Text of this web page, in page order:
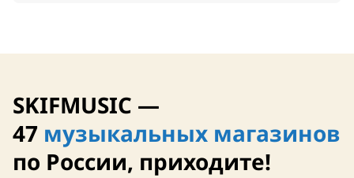
SKIFMUSIC —
47 музыкальных магазинов
по России, приходите!